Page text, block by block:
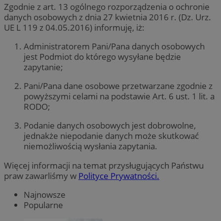
Zgodnie z art. 13 ogólnego rozporządzenia o ochronie
danych osobowych z dnia 27 kwietnia 2016 r. (Dz. Urz.
UE L 119 z 04.05.2016) informuję, iż:
Administratorem Pani/Pana danych osobowych
jest Podmiot do którego wysyłane będzie
zapytanie;
Pani/Pana dane osobowe przetwarzane zgodnie z
powyższymi celami na podstawie Art. 6 ust. 1 lit. a
RODO;
Podanie danych osobowych jest dobrowolne,
jednakże niepodanie danych może skutkować
niemożliwością wysłania zapytania.
Więcej informacji na temat przysługujących Państwu
praw zawarliśmy w Polityce Prywatności.
Najnowsze
Popularne